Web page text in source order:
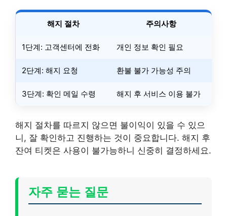
해지 절차 주의사항
1단계: 고객센터에 전화 개인 정보 확인 필요
2단계: 해지 요청 환불 불가 가능성 주의
3단계: 확인 메일 수령 해지 후 서비스 이용 불가
해지 절차를 따르지 않으면 불이익이 있을 수 있으
니, 잘 확인하고 진행하는 것이 중요합니다. 해지 후
잔여 티켓은 사용이 불가능하니 신중히 결정하세요.
자주 묻는 질문